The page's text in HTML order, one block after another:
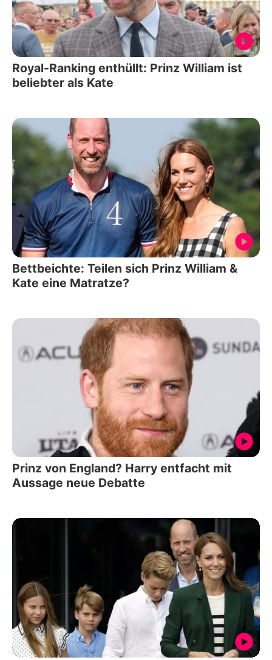
Royal-Ranking enthüllt: Prinz William ist
beliebter als Kate
Bettbeichte: Teilen sich Prinz William &
Kate eine Matratze?
Prinz von England? Harry entfacht mit
Aussage neue Debatte